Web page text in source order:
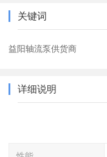
关键词
益阳轴流泵供货商
详细说明